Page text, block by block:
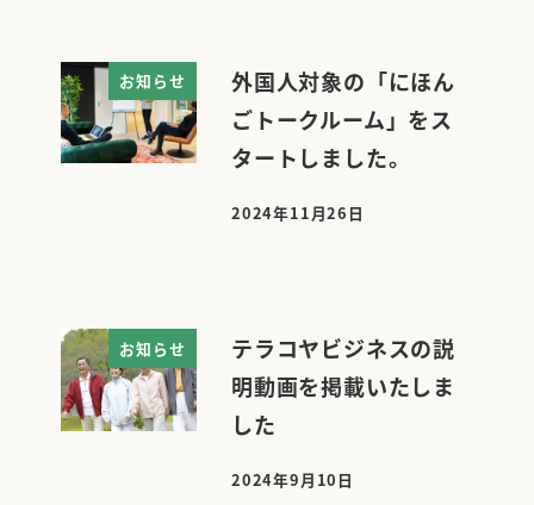
お知らせ
外国人対象の「にほん
ごトークルーム」をス
タートしました。
投稿日
2024年11月26日
お知らせ
テラコヤビジネスの説
明動画を掲載いたしま
した
投稿日
2024年9月10日